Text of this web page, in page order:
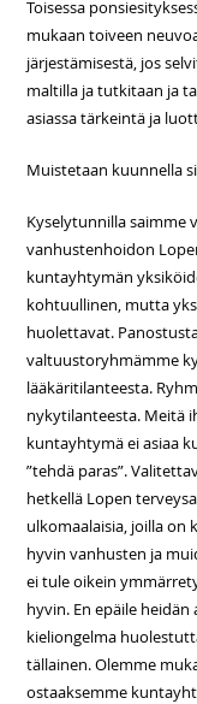
Toisessa
mukaan toiveen
järjestämisestä, jos
maltilla ja tutkitaan ja
asiassa tärkeintä ja
Muistetaan kuunnella
Kyselytunnilla saimme
vanhustenhoidon
kuntayhtymän
kohtuullinen, mutta
huolettavat.
valtuustoryhmämme
lääkäritilanteesta.
nykytilanteesta. Meitä
kuntayhtymä ei asiaa
”tehdä paras”.
hetkellä Lopen
ulkomaalaisia, joilla on
hyvin vanhusten ja
ei tule oikein
hyvin. En epäile
kieliongelma
tällainen. Olemme
ostaaksemme